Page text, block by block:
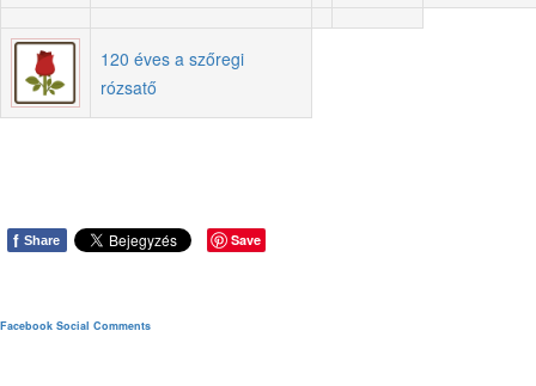
120 éves a szőregi
rózsatő
f Share Save
Facebook Social Comments